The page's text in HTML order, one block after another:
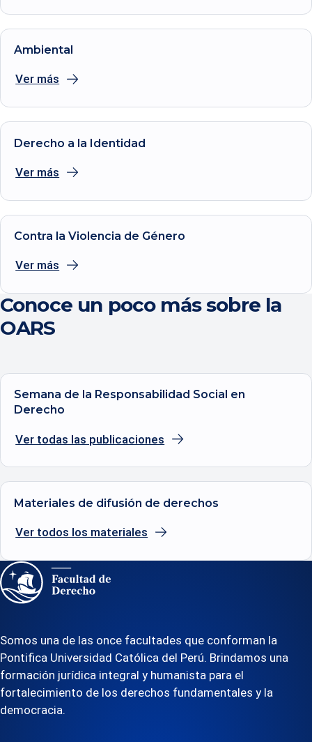
Ambiental
Ver más
Derecho a la Identidad
Ver más
Contra la Violencia de Género
Ver más
Conoce un poco más sobre la
OARS
Semana de la Responsabilidad Social en
Derecho
Ver todas las publicaciones
Materiales de difusión de derechos
Ver todos los materiales
Somos una de las once facultades que conforman la
Pontifica Universidad Católica del Perú. Brindamos una
formación jurídica integral y humanista para el
fortalecimiento de los derechos fundamentales y la
democracia.